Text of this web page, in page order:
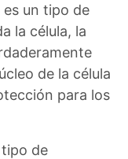
es un tipo de
la célula, la
de la célula
para los
tipo de